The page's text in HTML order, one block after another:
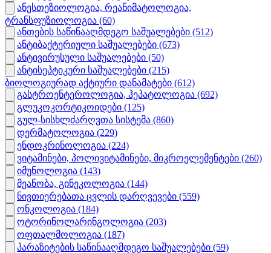
ანესთეზიოლოგია, რეანიმატოლოგია,
ტრანსფუზიოლოგია (60)
ანთების საწინააღმდეგო საშუალებები (512)
ანტიბაქტერიული საშუალებები (673)
ანტივირუსული საშუალებები (50)
ანტისეპტიკური საშუალებები (215)
ბიოლოგიურად აქტიური დანამატები (612)
გასტროენტეროლოგია, ჰეპატოლოგია (692)
გლუკოკორტიკოიდები (125)
გულ-სისხლძარღვთა სისტემა (860)
დერმატოლოგია (229)
ენდოკრინოლოგია (224)
ვიტამინები, პოლივიტამინები, მიკროელემენტები (260)
იმუნოლოგია (143)
მეანობა, გინეკოლოგია (144)
ნივთიერებათა ცვლის დარღვევები (559)
ონკოლოგია (184)
ოტორინოლარინგოლოგია (203)
ოფთალმოლოგია (187)
პარაზიტების საწინააღმდეგო საშუალებები (59)